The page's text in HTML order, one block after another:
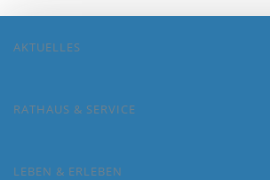
AKTUELLES
RATHAUS & SERVICE
LEBEN & ERLEBEN